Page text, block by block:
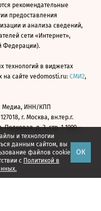
и технологии
данным сайтом, вы
файлов cookie
с Политикой в
ОК
рекомендательные
предоставления
и анализа сведений,
сети «Интернет»,
Федерации).
технологий в виджетах
сайте vedomosti.ru: СМИ2,
Медиа, ИНН/КПП
г. Москва, вн.тер.г.
д. 3, стр. 1 1999—